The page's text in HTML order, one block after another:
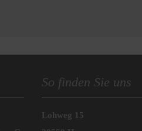
So finden Sie uns
Lohweg 15